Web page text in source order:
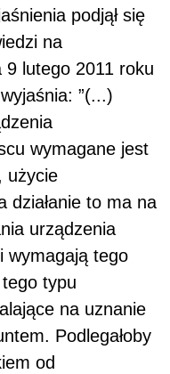
podjął się
na
9 lutego 2011 roku
”(...)
wymagane jest
użycie
działanie to ma na
urządzenia
wymagają tego
typu
na uznanie
Podlegałoby
od